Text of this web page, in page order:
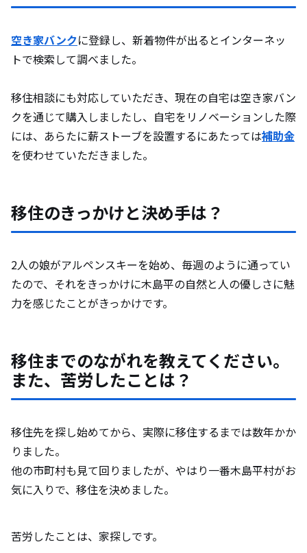
空き家バンクに登録し、新着物件が出るとインターネッ
トで検索して調べました。
移住相談にも対応していただき、現在の自宅は空き家バン
クを通じて購入しましたし、自宅をリノベーションした際
には、あらたに薪ストーブを設置するにあたっては補助金
を使わせていただきました。
移住のきっかけと決め手は？
2人の娘がアルペンスキーを始め、毎週のように通ってい
たので、それをきっかけに木島平の自然と人の優しさに魅
力を感じたことがきっかけです。
移住までのながれを教えてください。
また、苦労したことは？
移住先を探し始めてから、実際に移住するまでは数年かか
りました。
他の市町村も見て回りましたが、やはり一番木島平村がお
気に入りで、移住を決めました。
苦労したことは、家探しです。